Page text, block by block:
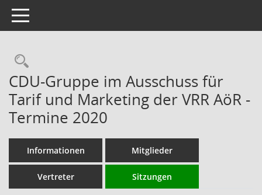
Toggle navigation
Rechercheauswahl
CDU-Gruppe im Ausschuss für
Tarif und Marketing der VRR AöR -
Termine 2020
Informationen Mitglieder
Vertreter Sitzungen